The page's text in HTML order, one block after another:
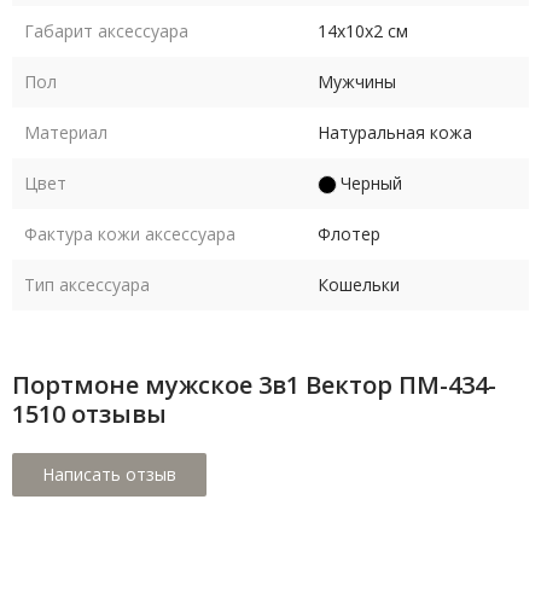
Габарит аксессуара 14х10х2 см
Пол Мужчины
Материал Натуральная кожа
Цвет Черный
Фактура кожи аксессуара Флотер
Тип аксессуара Кошельки
Портмоне мужское 3в1 Вектор ПМ-434-
1510 отзывы